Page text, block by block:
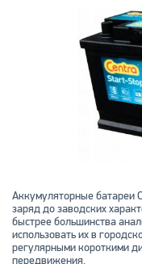
Аккумуляторные батареи
заряд до заводских
быстрее большинства
использовать их в
регулярными короткими
передвижения.